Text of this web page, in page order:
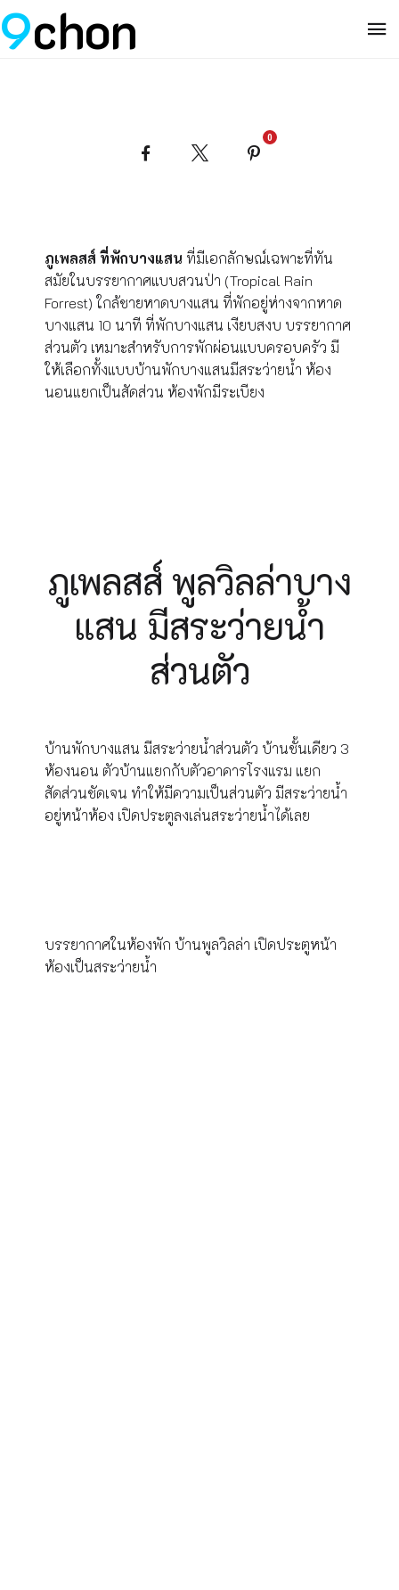
9chon
Facebook
0
ภูเพลสส์ ที่พักบางแสน ที่มีเอกลักษณ์เฉพาะที่ทัน
สมัยในบรรยากาศแบบสวนป่า (Tropical Rain
Forrest) ใกล้ชายหาดบางแสน ที่พักอยู่ห่างจากหาด
บางแสน 10 นาที ที่พักบางแสน เงียบสงบ บรรยากาศ
ส่วนตัว เหมาะสำหรับการพักผ่อนแบบครอบครัว มี
ให้เลือกทั้งแบบบ้านพักบางแสนมีสระว่ายน้ำ ห้อง
นอนแยกเป็นสัดส่วน ห้องพักมีระเบียง
ภูเพลสส์ พูลวิลล่าบาง
แสน มีสระว่ายน้ำ
ส่วนตัว
บ้านพักบางแสน มีสระว่ายน้ำส่วนตัว บ้านชั้นเดียว 3
ห้องนอน ตัวบ้านแยกกับตัวอาคารโรงแรม แยก
สัดส่วนชัดเจน ทำให้มีความเป็นส่วนตัว มีสระว่ายน้ำ
อยู่หน้าห้อง เปิดประตูลงเล่นสระว่ายน้ำได้เลย
บรรยากาศในห้องพัก บ้านพูลวิลล่า เปิดประตูหน้า
ห้องเป็นสระว่ายน้ำ